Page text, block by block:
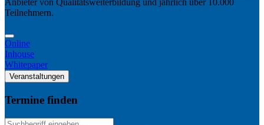
Anbieter von Qualitätsweiterbildung und jährlich über 10.000
Teilnehmern.
Online
Inhouse
Whitepaper
Veranstaltungen
Termine finden